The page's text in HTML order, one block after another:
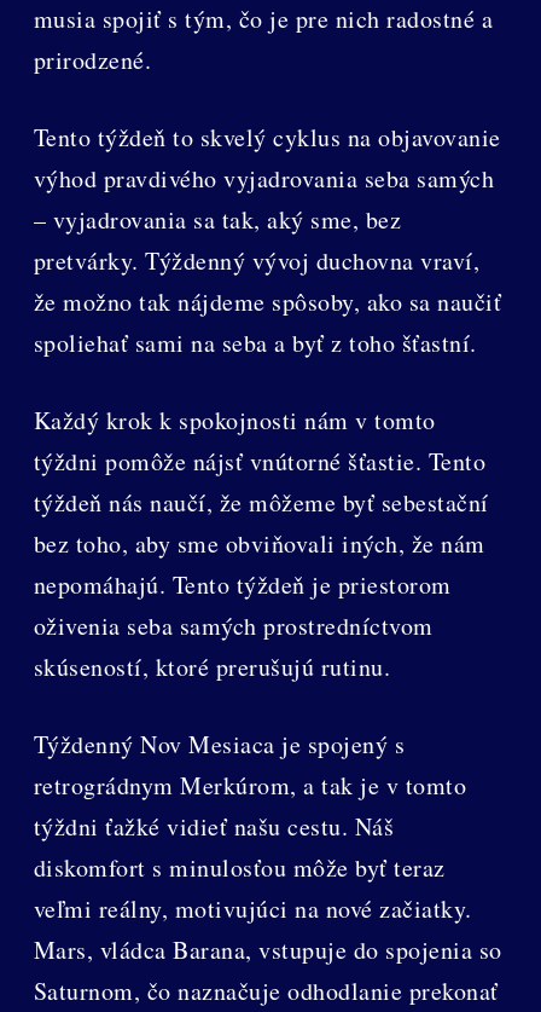
musia spojiť s tým, čo je pre nich radostné a
prirodzené.
Tento týždeň to skvelý cyklus na objavovanie
výhod pravdivého vyjadrovania seba samých
– vyjadrovania sa tak, aký sme, bez
pretvárky. Týždenný vývoj duchovna vraví,
že možno tak nájdeme spôsoby, ako sa naučiť
spoliehať sami na seba a byť z toho šťastní.
Každý krok k spokojnosti nám v tomto
týždni pomôže nájsť vnútorné šťastie. Tento
týždeň nás naučí, že môžeme byť sebestační
bez toho, aby sme obviňovali iných, že nám
nepomáhajú. Tento týždeň je priestorom
oživenia seba samých prostredníctvom
skúseností, ktoré prerušujú rutinu.
Týždenný Nov Mesiaca je spojený s
retrográdnym Merkúrom, a tak je v tomto
týždni ťažké vidieť našu cestu. Náš
diskomfort s minulosťou môže byť teraz
veľmi reálny, motivujúci na nové začiatky.
Mars, vládca Barana, vstupuje do spojenia so
Saturnom, čo naznačuje odhodlanie prekonať